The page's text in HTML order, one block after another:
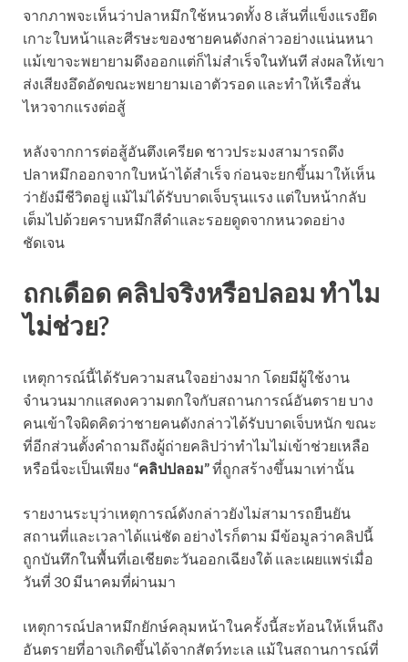
จากภาพจะเห็นว่าปลาหมึกใช้หนวดทั้ง 8 เส้นที่แข็งแรงยึด
เกาะใบหน้าและศีรษะของชายคนดังกล่าวอย่างแน่นหนา
แม้เขาจะพยายามดึงออกแต่ก็ไม่สำเร็จในทันที ส่งผลให้เขา
ส่งเสียงอึดอัดขณะพยายามเอาตัวรอด และทำให้เรือสั่น
ไหวจากแรงต่อสู้
หลังจากการต่อสู้อันตึงเครียด ชาวประมงสามารถดึง
ปลาหมึกออกจากใบหน้าได้สำเร็จ ก่อนจะยกขึ้นมาให้เห็น
ว่ายังมีชีวิตอยู่ แม้ไม่ได้รับบาดเจ็บรุนแรง แต่ใบหน้ากลับ
เต็มไปด้วยคราบหมึกสีดำและรอยดูดจากหนวดอย่าง
ชัดเจน
ถกเดือด คลิปจริงหรือปลอม ทำไม
ไม่ช่วย?
เหตุการณ์นี้ได้รับความสนใจอย่างมาก โดยมีผู้ใช้งาน
จำนวนมากแสดงความตกใจกับสถานการณ์อันตราย บาง
คนเข้าใจผิดคิดว่าชายคนดังกล่าวได้รับบาดเจ็บหนัก ขณะ
ที่อีกส่วนตั้งคำถามถึงผู้ถ่ายคลิปว่าทำไมไม่เข้าช่วยเหลือ
หรือนี่จะเป็นเพียง “คลิปปลอม”ที่ถูกสร้างขึ้นมาเท่านั้น
รายงานระบุว่าเหตุการณ์ดังกล่าวยังไม่สามารถยืนยัน
สถานที่และเวลาได้แน่ชัด อย่างไรก็ตาม มีข้อมูลว่าคลิปนี้
ถูกบันทึกในพื้นที่เอเชียตะวันออกเฉียงใต้ และเผยแพร่เมื่อ
วันที่ 30 มีนาคมที่ผ่านมา
เหตุการณ์ปลาหมึกยักษ์คลุมหน้าในครั้งนี้สะท้อนให้เห็นถึง
อันตรายที่อาจเกิดขึ้นได้จากสัตว์ทะเล แม้ในสถานการณ์ที่